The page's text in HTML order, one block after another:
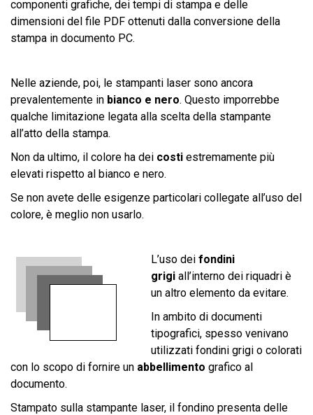
componenti grafiche, dei tempi di stampa e delle
dimensioni del file PDF ottenuti dalla conversione della
stampa in documento PC.
Nelle aziende, poi, le stampanti laser sono ancora
prevalentemente in bianco e nero. Questo imporrebbe
qualche limitazione legata alla scelta della stampante
all’atto della stampa.
Non da ultimo, il colore ha dei costi estremamente più
elevati rispetto al bianco e nero.
Se non avete delle esigenze particolari collegate all’uso del
colore, è meglio non usarlo.
L’uso dei fondini
grigi all’interno dei riquadri è
un altro elemento da evitare.
In ambito di documenti
tipografici, spesso venivano
utilizzati fondini grigi o colorati
con lo scopo di fornire un abbellimento grafico al
documento.
Stampato sulla stampante laser, il fondino presenta delle